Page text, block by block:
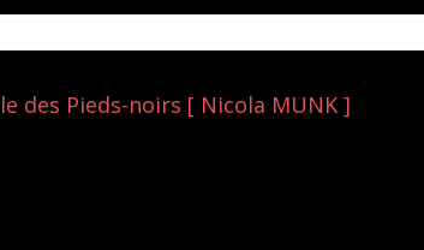
des Pieds-noirs [ Nicola MUNK ]